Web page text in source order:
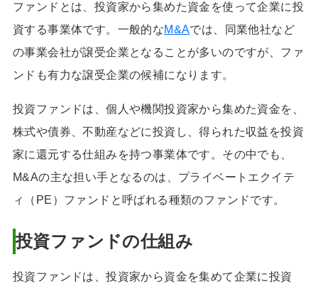
ファンドとは、投資家から集めた資金を使って企業に投
資する事業体です。一般的なM&Aでは、同業他社など
の事業会社が譲受企業となることが多いのですが、ファ
ンドも有力な譲受企業の候補になります。
投資ファンドは、個人や機関投資家から集めた資金を、
株式や債券、不動産などに投資し、得られた収益を投資
家に還元する仕組みを持つ事業体です。その中でも、
M&Aの主な担い手となるのは、プライベートエクイテ
ィ（PE）ファンドと呼ばれる種類のファンドです。
投資ファンドの仕組み
投資ファンドは、投資家から資金を集めて企業に投資